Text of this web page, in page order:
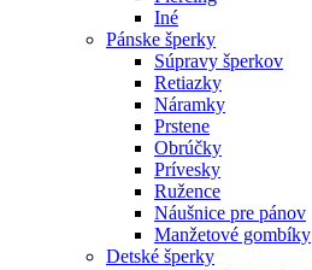
Iné
Pánske šperky
Súpravy šperkov
Retiazky
Náramky
Prstene
Obrúčky
Prívesky
Ružence
Náušnice pre pánov
Manžetové gombíky
Detské šperky